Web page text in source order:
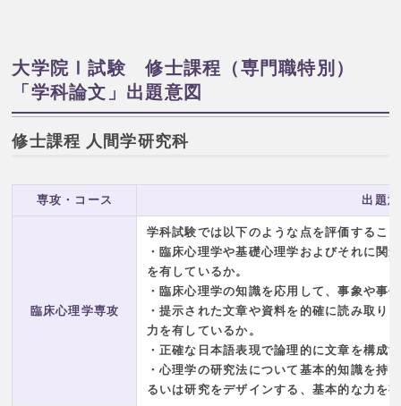
大学院Ⅰ試験 修士課程（専門職特別）
「学科論文」出題意図
修士課程 人間学研究科
専攻・コース 出題
臨床心理学専攻
学科試験では以下のような点を評価するこ
・臨床心理学や基礎心理学およびそれに関
を有しているか。
・臨床心理学の知識を応用して、事象や事
・提示された文章や資料を的確に読み取り
力を有しているか。
・正確な日本語表現で論理的に文章を構成
・心理学の研究法について基本的知識を持
るいは研究をデザインする、基本的な力を